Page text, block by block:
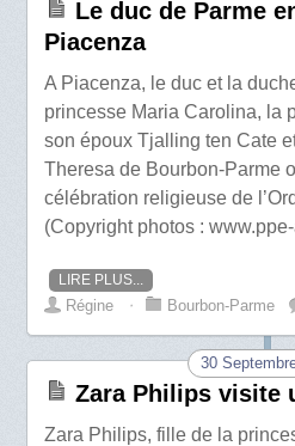
Le duc de Parme
Piacenza
A Piacenza, le duc et la
princesse Maria Carolina, la
son époux Tjalling ten Cate
Theresa de Bourbon-Parme
célébration religieuse de
(Copyright photos :
LIRE PLUS...
Régine ⋅ Bourbon-Parme
30
Zara Philips visite
Zara Philips, fille de la